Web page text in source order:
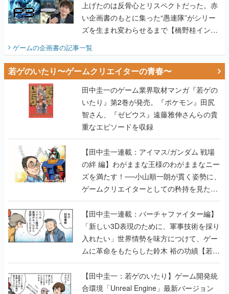
上げたのは反骨心とリスペクトだった。赤
い企画書のもとに集った“愚連隊”がシリー
ズを生まれ変わらせるまで【橋野桂インタ
ゲームの企画書の記事一覧
若ゲのいたり〜ゲームクリエイターの青春〜
田中圭一のゲーム業界取材マンガ『若ゲの
いたり』第2巻が発売。『ポケモン』田尻
智さん、『ゼビウス』遠藤雅伸さんらの貴
重なエピソードを収録
【田中圭一連載：アイマス/ガンダム 戦場
の絆 編】わがままな王様のわがままなニー
ズを満たす！──小山順一朗が貫く姿勢に、
ゲームクリエイターとしての矜持を見た
【若ゲのいたり最終回】
【田中圭一連載：バーチャファイター編】
「新しい3D表現のために、軍事技術を採り
入れたい」世界情勢を味方につけて、ゲー
ムに革命をもたらした鈴木 裕の功績【若ゲ
のいたり】
【田中圭一：若ゲのいたり】ゲーム開発統
合環境「Unreal Engine」最新バージョン